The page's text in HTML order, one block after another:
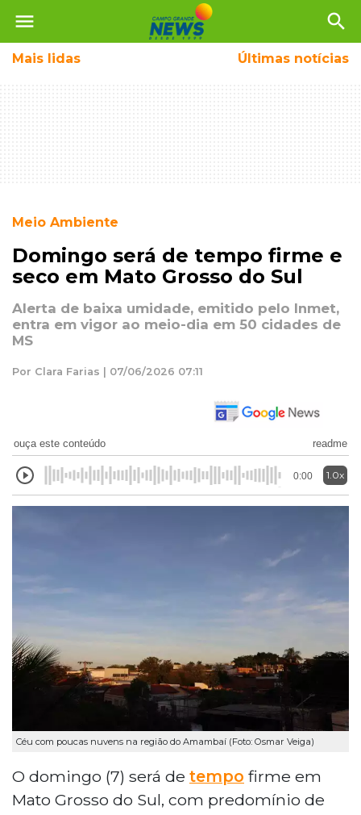
menu search
Mais lidas Últimas notícias
Meio Ambiente
Domingo será de tempo firme e
seco em Mato Grosso do Sul
Alerta de baixa umidade, emitido pelo Inmet,
entra em vigor ao meio-dia em 50 cidades de
MS
Por Clara Farias | 07/06/2026 07:11
ouça este conteúdo readme
0:00 1.0x
Céu com poucas nuvens na região do Amambaí (Foto: Osmar Veiga)
O domingo (7) será de tempo firme em
Mato Grosso do Sul, com predomínio de